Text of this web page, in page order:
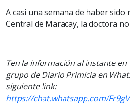
A casi una semana de haber sido
Central de Maracay, la doctora
Ten la información al instante
grupo de Diario Primicia en
siguiente link:
https://chat.whatsapp.com/